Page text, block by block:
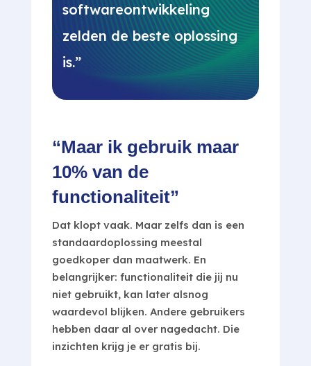
softwareontwikkeling
zelden de beste oplossing
is.”
“Maar ik gebruik maar
10% van de
functionaliteit”
Dat klopt vaak. Maar zelfs dan is een
standaardoplossing meestal
goedkoper dan maatwerk. En
belangrijker: functionaliteit die jij nu
niet gebruikt, kan later alsnog
waardevol blijken. Andere gebruikers
hebben daar al over nagedacht. Die
inzichten krijg je er gratis bij.